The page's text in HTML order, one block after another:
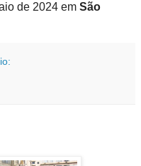
de 2024 em São